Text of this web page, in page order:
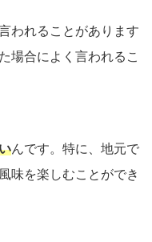
われることがあります
場合によく言われるこ
んです。特に、地元で
味を楽しむことができ